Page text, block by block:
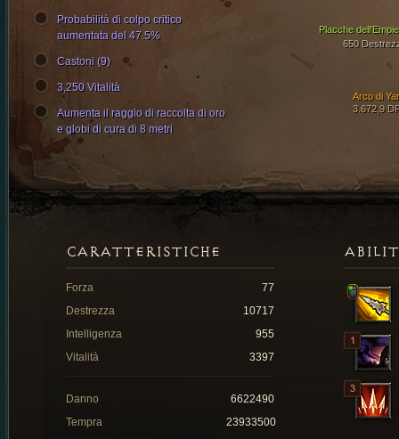
Placche
650
Arco di
3.672,9
Probabilità di colpo critico
aumentata del 47.5%
Castoni (9)
3,250 Vitalità
Aumenta il raggio di raccolta di oro
e globi di cura di 8 metri
CARATTERISTICHE
Forza
77
Destrezza
10717
Intelligenza
955
Vitalità
3397
Danno
6622490
Tempra
23933500